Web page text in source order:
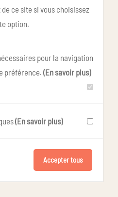
ce site si vous choisissez
option.
pour la navigation
préférence. (En savoir plus)
(En savoir plus)
Accepter tous